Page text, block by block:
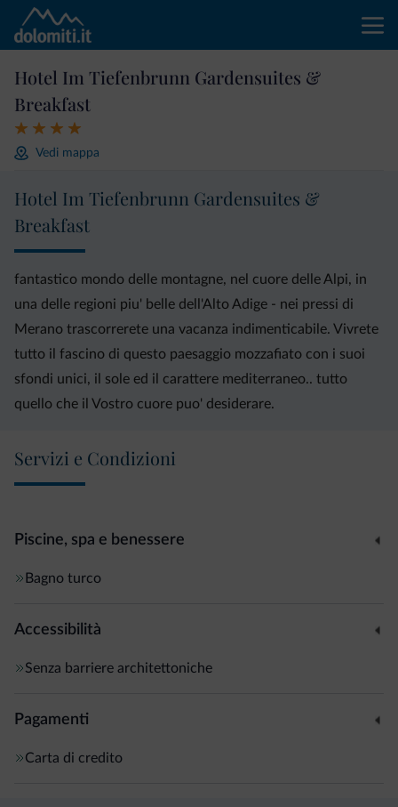
Hotel Im Tiefenbrunn Gardensuites &
Breakfast
Vedi mappa
Hotel Im Tiefenbrunn Gardensuites &
Breakfast
fantastico mondo delle montagne, nel cuore delle Alpi, in
una delle regioni piu' belle dell'Alto Adige - nei pressi di
Merano trascorrerete una vacanza indimenticabile. Vivrete
tutto il fascino di questo paesaggio mozzafiato con i suoi
sfondi unici, il sole ed il carattere mediterraneo.. tutto
quello che il Vostro cuore puo' desiderare.
Servizi e Condizioni
Piscine, spa e benessere
Bagno turco
Accessibilità
Senza barriere architettoniche
Pagamenti
Carta di credito